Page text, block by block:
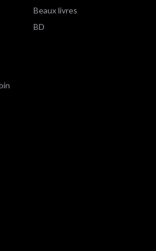
Beaux livres
BD